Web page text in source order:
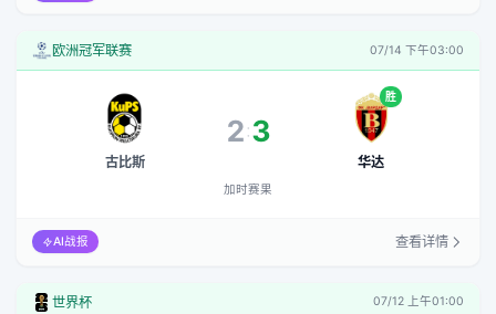
欧洲冠军联赛 07/14 下午03:00
古比斯
2:3
加时赛果
胜
华达
加时赛果
AI战报 查看详情
世界杯 07/12 上午01:00